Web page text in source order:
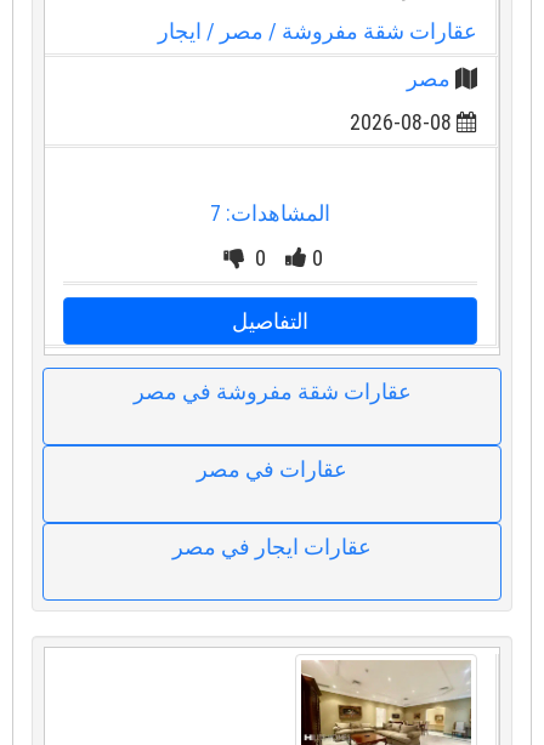
عقارات شقة مفروشة/ مصر / ايجار
مصر
2026-08-08
المشاهدات: 7
0
0
التفاصيل
عقارات شقة مفروشة في مصر
عقارات في مصر
عقارات ايجار في مصر